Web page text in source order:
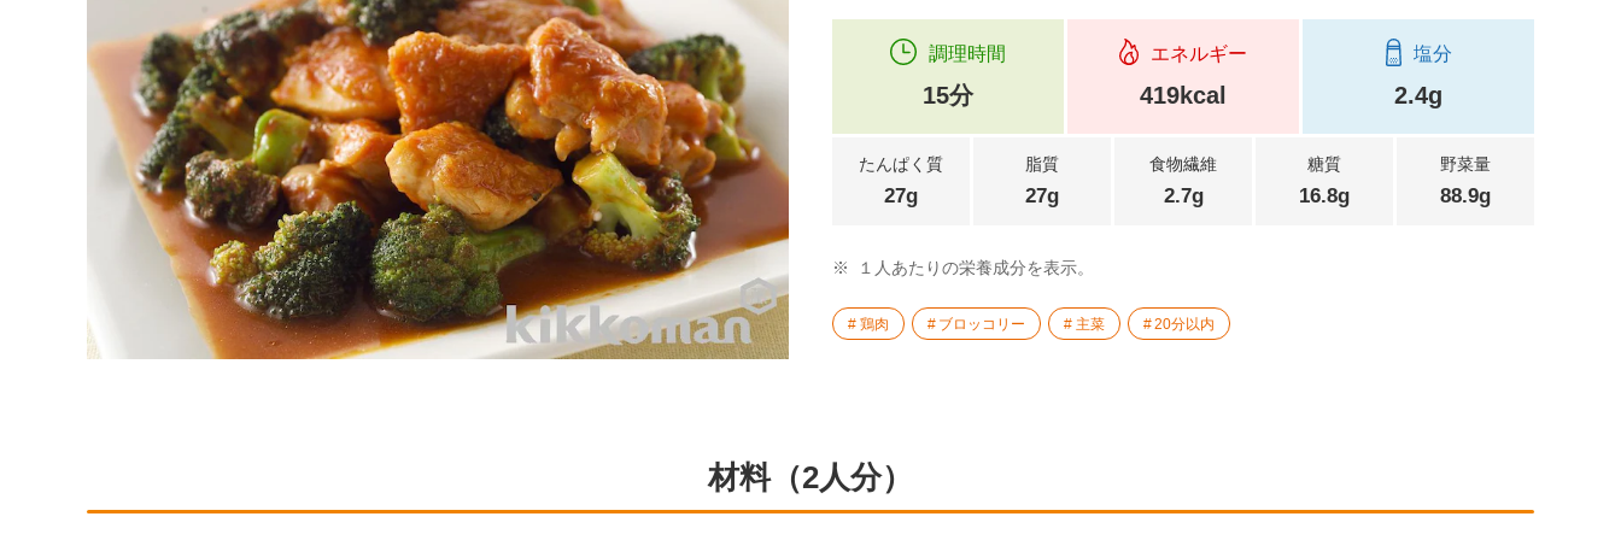
調理時間
15分
エネルギー
419kcal
塩分
2.4g
たんぱく質
27g
脂質
27g
食物繊維
2.7g
糖質
16.8g
野菜量
88.9g
※ １人あたりの栄養成分を表示。
鶏肉 ブロッコリー 主菜 20分以内
材料（2人分）